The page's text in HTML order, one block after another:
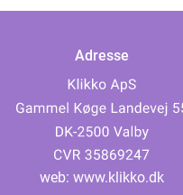
Adresse
web: www.klikko.dk